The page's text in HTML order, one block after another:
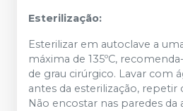
Esterilização:
Esterilizar em autoclave a
máxima de 135ºC,
de grau cirúrgico. Lavar com
antes da esterilização, repetir
Não encostar nas paredes da